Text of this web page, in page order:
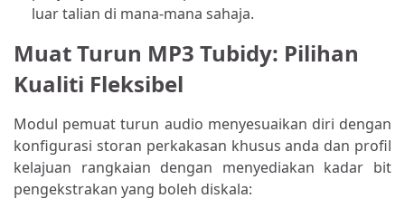
luar talian di mana-mana sahaja.
Muat Turun MP3 Tubidy: Pilihan
Kualiti Fleksibel
Modul pemuat turun audio menyesuaikan diri dengan
konfigurasi storan perkakasan khusus anda dan profil
kelajuan rangkaian dengan menyediakan kadar bit
pengekstrakan yang boleh diskala: